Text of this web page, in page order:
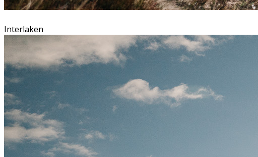
Interlaken